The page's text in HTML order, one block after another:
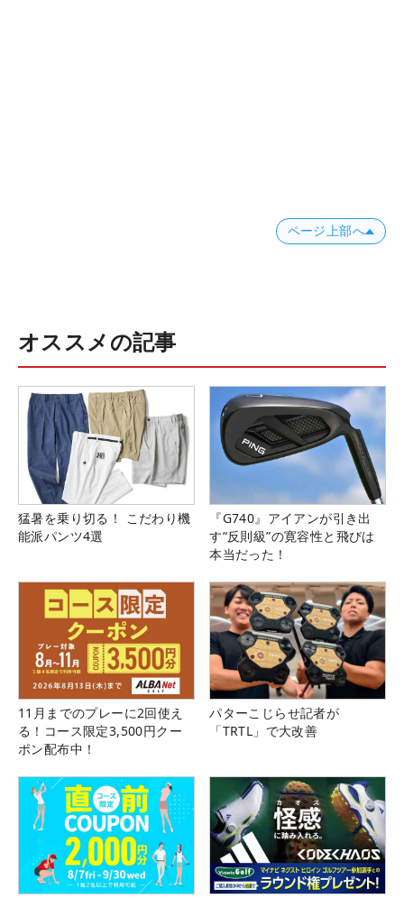
ページ上部へ
オススメの記事
猛暑を乗り切る！ こだわり機
能派パンツ4選
『G740』アイアンが引き出
す“反則級”の寛容性と飛びは
本当だった！
11月までのプレーに2回使え
る！コース限定3,500円クー
ポン配布中！
パターこじらせ記者が
「TRTL」で大改善